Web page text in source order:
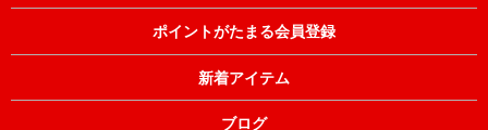
ポイントがたまる会員登録
新着アイテム
ブログ